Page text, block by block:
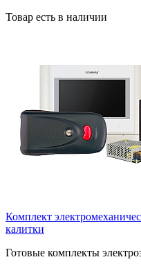
Товар есть в наличии
Комплект
калитки
Готовые комплекты